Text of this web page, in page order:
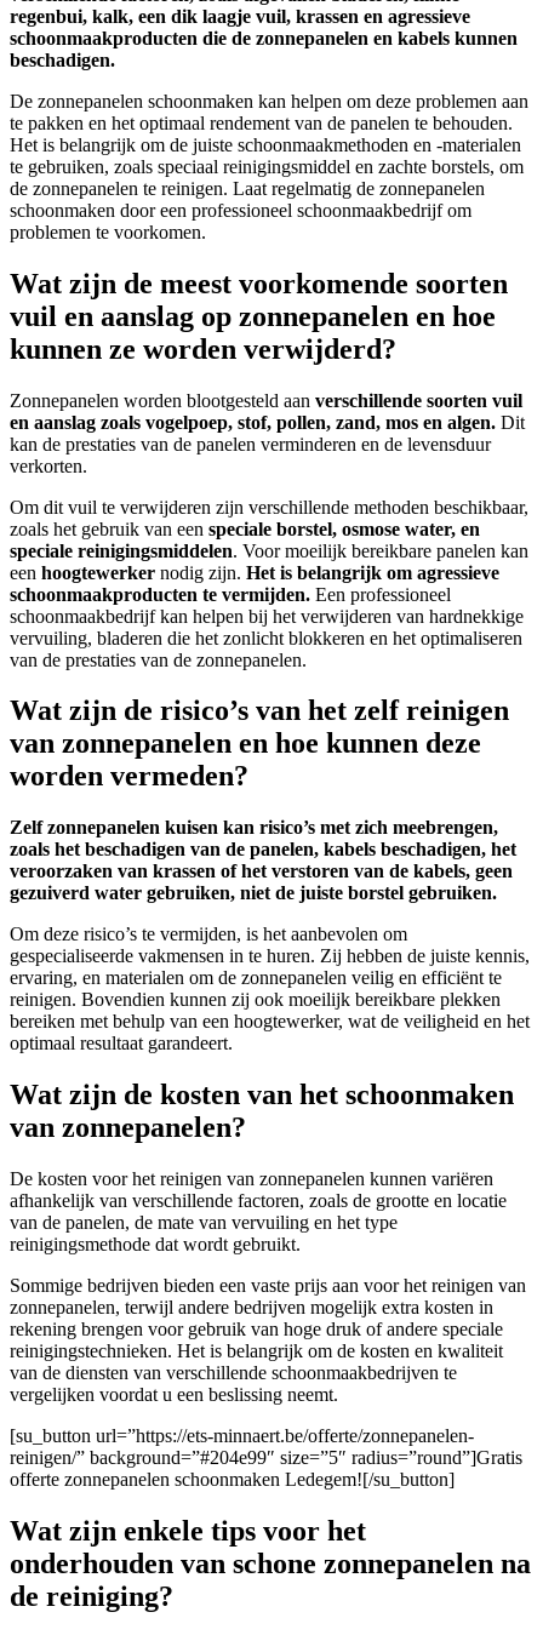
regenbui, kalk, een dik laagje vuil, krassen en agressieve
schoonmaakproducten die de zonnepanelen en kabels kunnen
beschadigen.
De zonnepanelen schoonmaken kan helpen om deze problemen aan
te pakken en het optimaal rendement van de panelen te behouden.
Het is belangrijk om de juiste schoonmaakmethoden en -materialen
te gebruiken, zoals speciaal reinigingsmiddel en zachte borstels, om
de zonnepanelen te reinigen. Laat regelmatig de zonnepanelen
schoonmaken door een professioneel schoonmaakbedrijf om
problemen te voorkomen.
Wat zijn de meest voorkomende soorten
vuil en aanslag op zonnepanelen en hoe
kunnen ze worden verwijderd?
Zonnepanelen worden blootgesteld aan verschillende soorten vuil
en aanslag zoals vogelpoep, stof, pollen, zand, mos en algen. Dit
kan de prestaties van de panelen verminderen en de levensduur
verkorten.
Om dit vuil te verwijderen zijn verschillende methoden beschikbaar,
zoals het gebruik van een speciale borstel, osmose water, en
speciale reinigingsmiddelen. Voor moeilijk bereikbare panelen kan
een hoogtewerker nodig zijn. Het is belangrijk om agressieve
schoonmaakproducten te vermijden. Een professioneel
schoonmaakbedrijf kan helpen bij het verwijderen van hardnekkige
vervuiling, bladeren die het zonlicht blokkeren en het optimaliseren
van de prestaties van de zonnepanelen.
Wat zijn de risico’s van het zelf reinigen
van zonnepanelen en hoe kunnen deze
worden vermeden?
Zelf zonnepanelen kuisen kan risico’s met zich meebrengen,
zoals het beschadigen van de panelen, kabels beschadigen, het
veroorzaken van krassen of het verstoren van de kabels, geen
gezuiverd water gebruiken, niet de juiste borstel gebruiken.
Om deze risico’s te vermijden, is het aanbevolen om
gespecialiseerde vakmensen in te huren. Zij hebben de juiste kennis,
ervaring, en materialen om de zonnepanelen veilig en efficiënt te
reinigen. Bovendien kunnen zij ook moeilijk bereikbare plekken
bereiken met behulp van een hoogtewerker, wat de veiligheid en het
optimaal resultaat garandeert.
Wat zijn de kosten van het schoonmaken
van zonnepanelen?
De kosten voor het reinigen van zonnepanelen kunnen variëren
afhankelijk van verschillende factoren, zoals de grootte en locatie
van de panelen, de mate van vervuiling en het type
reinigingsmethode dat wordt gebruikt.
Sommige bedrijven bieden een vaste prijs aan voor het reinigen van
zonnepanelen, terwijl andere bedrijven mogelijk extra kosten in
rekening brengen voor gebruik van hoge druk of andere speciale
reinigingstechnieken. Het is belangrijk om de kosten en kwaliteit
van de diensten van verschillende schoonmaakbedrijven te
vergelijken voordat u een beslissing neemt.
[su_button url=”https://ets-minnaert.be/offerte/zonnepanelen-
reinigen/” background=”#204e99″ size=”5″ radius=”round”]Gratis
offerte zonnepanelen schoonmaken Ledegem![/su_button]
Wat zijn enkele tips voor het
onderhouden van schone zonnepanelen na
de reiniging?